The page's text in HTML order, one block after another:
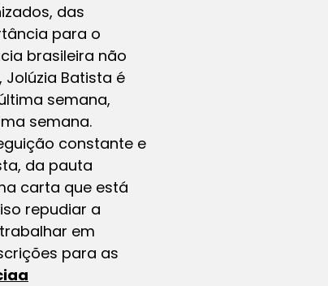
das
para o
brasileira não
Jolúzia Batista é
semana,
semana.
constante e
da pauta
carta que está
repudiar a
em
para as